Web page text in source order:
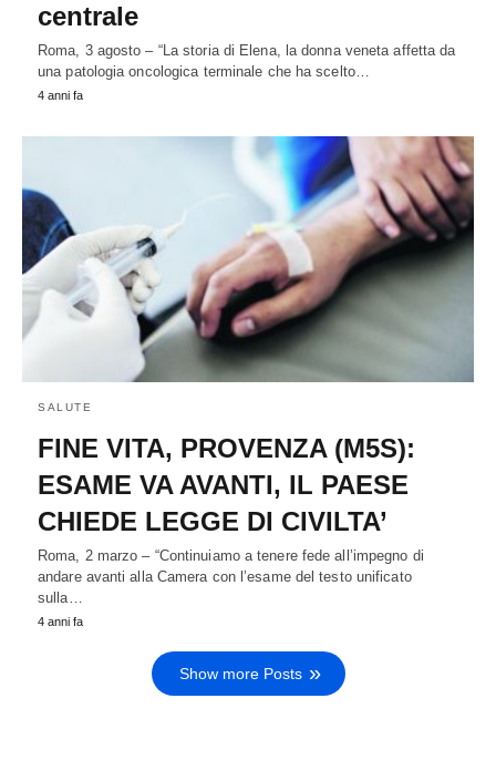
centrale
Roma, 3 agosto – “La storia di Elena, la donna veneta affetta da
una patologia oncologica terminale che ha scelto…
4 anni fa
SALUTE
FINE VITA, PROVENZA (M5S):
ESAME VA AVANTI, IL PAESE
CHIEDE LEGGE DI CIVILTA’
Roma, 2 marzo – “Continuiamo a tenere fede all’impegno di
andare avanti alla Camera con l’esame del testo unificato
sulla…
4 anni fa
Show more Posts